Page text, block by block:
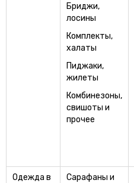
Бриджи,
лосины
Комплекты,
халаты
Пиджаки,
жилеты
Комбинезоны,
свишоты и
прочее
Одежда в
Сарафаны и